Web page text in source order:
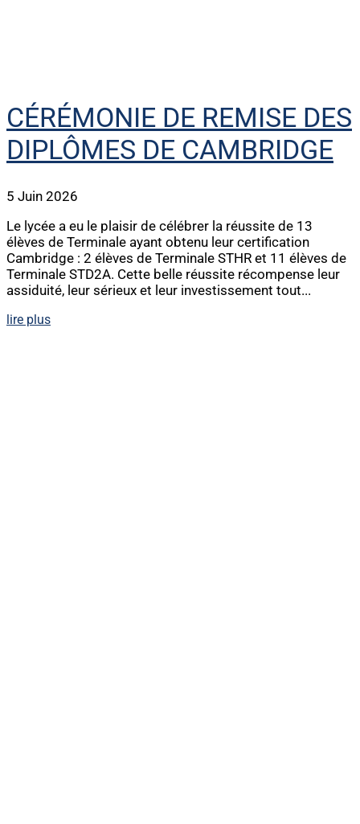
CÉRÉMONIE DE REMISE DES
DIPLÔMES DE CAMBRIDGE
5 Juin 2026
Le lycée a eu le plaisir de célébrer la réussite de 13
élèves de Terminale ayant obtenu leur certification
Cambridge : 2 élèves de Terminale STHR et 11 élèves de
Terminale STD2A. Cette belle réussite récompense leur
assiduité, leur sérieux et leur investissement tout...
lire plus